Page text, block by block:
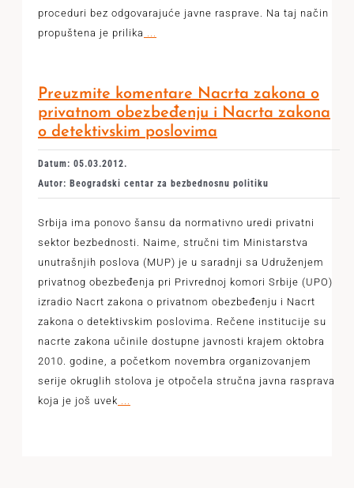
proceduri bez odgovarajuće javne rasprave. Na taj način
propuštena je prilika
Preuzmite komentare Nacrta zakona o
privatnom obezbeđenju i Nacrta zakona
o detektivskim poslovima
Datum: 05.03.2012.
Autor: Beogradski centar za bezbednosnu politiku
Srbija ima ponovo šansu da normativno uredi privatni
sektor bezbednosti. Naime, stručni tim Ministarstva
unutrašnjih poslova (MUP) je u saradnji sa Udruženjem
privatnog obezbeđenja pri Privrednoj komori Srbije (UPO)
izradio Nacrt zakona o privatnom obezbeđenju i Nacrt
zakona o detektivskim poslovima. Rečene institucije su
nacrte zakona učinile dostupne javnosti krajem oktobra
2010. godine, a početkom novembra organizovanjem
serije okruglih stolova je otpočela stručna javna rasprava
koja je još uvek